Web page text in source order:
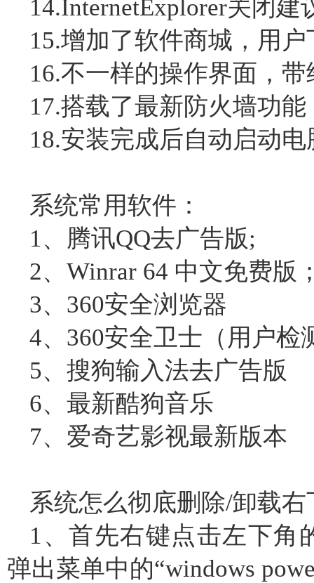
14.InternetExplorer关闭建
15.增加了软件商城，用
16.不一样的操作界面，
17.搭载了最新防火墙功
18.安装完成后自动启动
系统常用软件：
1、腾讯QQ去广告版;
2、Winrar 64 中文免费版
3、360安全浏览器
4、360安全卫士（用户检
5、搜狗输入法去广告版
6、最新酷狗音乐
7、爱奇艺影视最新版本
系统怎么彻底删除/卸载
1、首先右键点击左下角
弹出菜单中的“windows